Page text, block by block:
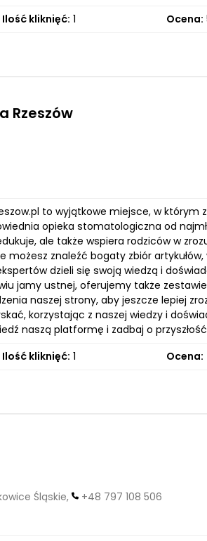
Ilość kliknięć: 1 Ocena:
Rzeszów
to wyjątkowe miejsce, w którym
opieka stomatologiczna od
ale także wspiera rodziców w
możesz znaleźć bogaty zbiór
dzieli się swoją wiedzą i
jamy ustnej, oferujemy także
naszej strony, aby jeszcze lepiej
korzystając z naszej wiedzy i
naszą platformę i zadbaj o
Ilość kliknięć: 1 Ocena:
Śląskie, +48 797 108 506